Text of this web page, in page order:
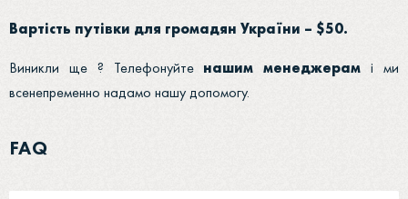
Вартість путівки для громадян України – $50.
Виникли ще ? Телефонуйте нашим менеджерам і ми
всенепременно надамо нашу допомогу.
FAQ